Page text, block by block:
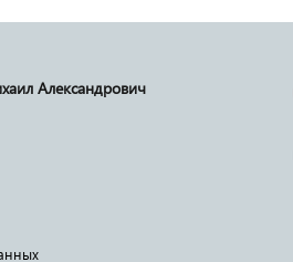
Александрович